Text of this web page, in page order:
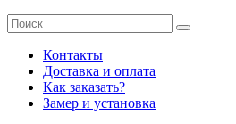
Контакты
Доставка и оплата
Как заказать?
Замер и установка